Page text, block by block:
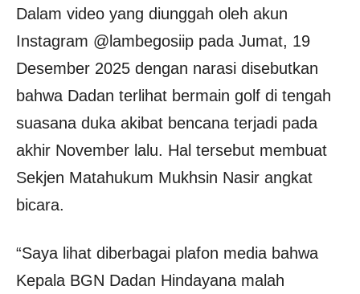
Dalam video yang diunggah oleh akun
Instagram @lambegosiip pada Jumat, 19
Desember 2025 dengan narasi disebutkan
bahwa Dadan terlihat bermain golf di tengah
suasana duka akibat bencana terjadi pada
akhir November lalu. Hal tersebut membuat
Sekjen Matahukum Mukhsin Nasir angkat
bicara.
“Saya lihat diberbagai plafon media bahwa
Kepala BGN Dadan Hindayana malah